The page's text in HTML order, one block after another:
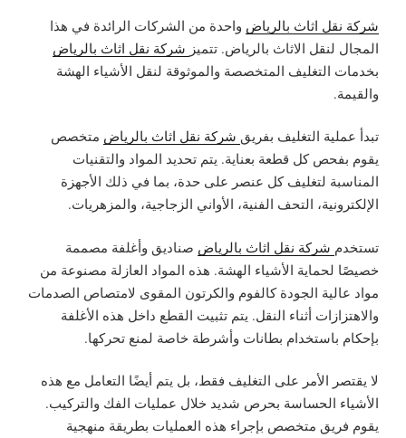
شركة نقل اثاث بالرياض واحدة من الشركات الرائدة في هذا
المجال لنقل الاثاث بالرياض. تتميز شركة نقل اثاث بالرياض
بخدمات التغليف المتخصصة والموثوقة لنقل الأشياء الهشة
والقيمة.
تبدأ عملية التغليف بفريق شركة نقل اثاث بالرياض متخصص
يقوم بفحص كل قطعة بعناية. يتم تحديد المواد والتقنيات
المناسبة لتغليف كل عنصر على حدة، بما في ذلك الأجهزة
الإلكترونية، التحف الفنية، الأواني الزجاجية، والمزهريات.
تستخدم شركة نقل اثاث بالرياض صناديق وأغلفة مصممة
خصيصًا لحماية الأشياء الهشة. هذه المواد العازلة مصنوعة من
مواد عالية الجودة كالفوم والكرتون المقوى لامتصاص الصدمات
والاهتزازات أثناء النقل. يتم تثبيت القطع داخل هذه الأغلفة
بإحكام باستخدام بطانات وأشرطة خاصة لمنع تحركها.
لا يقتصر الأمر على التغليف فقط، بل يتم أيضًا التعامل مع هذه
الأشياء الحساسة بحرص شديد خلال عمليات الفك والتركيب.
يقوم فريق متخصص بإجراء هذه العمليات بطريقة منهجية